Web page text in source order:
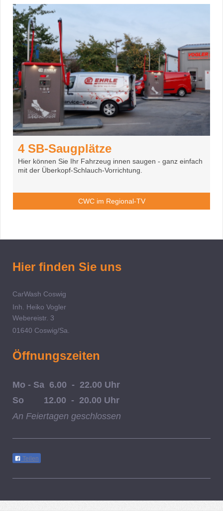
4 SB-Saugplätze
Hier können Sie Ihr Fahrzeug innen saugen - ganz einfach
mit der Überkopf-Schlauch-Vorrichtung.
CWC im Regional-TV
Hier finden Sie uns
CarWash Coswig
Inh. Heiko Vogler
Webereistr. 3
01640 Coswig/Sa.
Öffnungszeiten
Mo - Sa 6.00 - 22.00 Uhr
So 12.00 - 20.00 Uhr
An Feiertagen geschlossen
Teilen